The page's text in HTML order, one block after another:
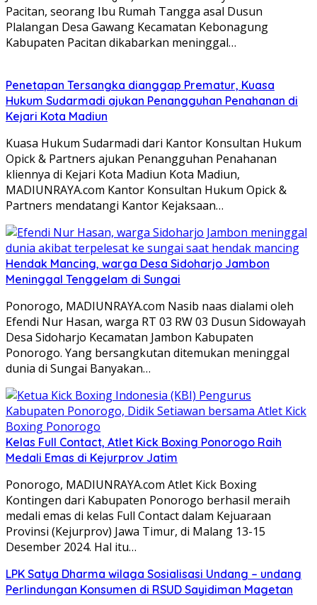
Pacitan, seorang Ibu Rumah Tangga asal Dusun
Plalangan Desa Gawang Kecamatan Kebonagung
Kabupaten Pacitan dikabarkan meninggal…
Penetapan Tersangka dianggap Prematur, Kuasa
Hukum Sudarmadi ajukan Penangguhan Penahanan di
Kejari Kota Madiun
Kuasa Hukum Sudarmadi dari Kantor Konsultan Hukum
Opick & Partners ajukan Penangguhan Penahanan
kliennya di Kejari Kota Madiun Kota Madiun,
MADIUNRAYA.com Kantor Konsultan Hukum Opick &
Partners mendatangi Kantor Kejaksaan…
Hendak Mancing, warga Desa Sidoharjo Jambon
Meninggal Tenggelam di Sungai
Ponorogo, MADIUNRAYA.com Nasib naas dialami oleh
Efendi Nur Hasan, warga RT 03 RW 03 Dusun Sidowayah
Desa Sidoharjo Kecamatan Jambon Kabupaten
Ponorogo. Yang bersangkutan ditemukan meninggal
dunia di Sungai Banyakan…
Kelas Full Contact, Atlet Kick Boxing Ponorogo Raih
Medali Emas di Kejurprov Jatim
Ponorogo, MADIUNRAYA.com Atlet Kick Boxing
Kontingen dari Kabupaten Ponorogo berhasil meraih
medali emas di kelas Full Contact dalam Kejuaraan
Provinsi (Kejurprov) Jawa Timur, di Malang 13-15
Desember 2024. Hal itu…
LPK Satya Dharma wilaga Sosialisasi Undang – undang
Perlindungan Konsumen di RSUD Sayidiman Magetan